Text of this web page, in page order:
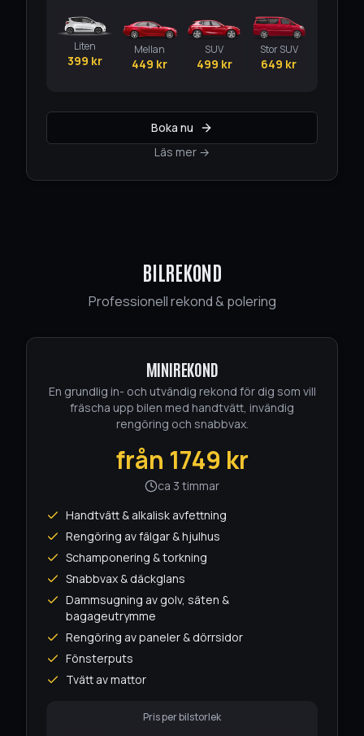
Liten
399 kr
Mellan
449 kr
SUV
499 kr
Stor SUV
649 kr
Boka nu
Läs mer →
BILREKOND
Professionell rekond & polering
MINIREKOND
En grundlig in- och utvändig rekond för dig som vill
fräscha upp bilen med handtvätt, invändig
rengöring och snabbvax.
från 1749 kr
ca 3 timmar
Handtvätt & alkalisk avfettning
Rengöring av fälgar & hjulhus
Schamponering & torkning
Snabbvax & däckglans
Dammsugning av golv, säten &
bagageutrymme
Rengöring av paneler & dörrsidor
Fönsterputs
Tvätt av mattor
Pris per bilstorlek